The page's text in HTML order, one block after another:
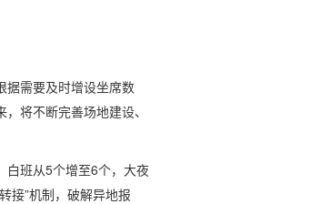
据需要及时增设坐席数
将不断完善场地建设、
白班从5个增至6个，大夜
接”机制，破解异地报